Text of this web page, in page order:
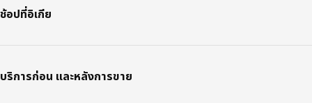
ช้อปที่อิเกีย
บริการก่อน และหลังการขาย